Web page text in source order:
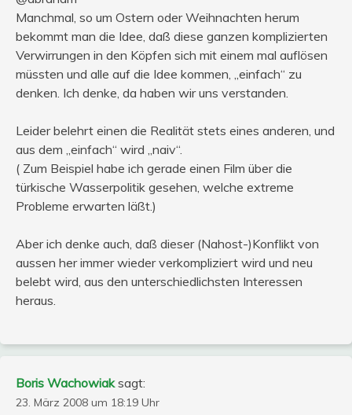
Manchmal, so um Ostern oder Weihnachten herum
bekommt man die Idee, daß diese ganzen komplizierten
Verwirrungen in den Köpfen sich mit einem mal auflösen
müssten und alle auf die Idee kommen, „einfach“ zu
denken. Ich denke, da haben wir uns verstanden.
Leider belehrt einen die Realität stets eines anderen, und
aus dem „einfach“ wird „naiv“.
( Zum Beispiel habe ich gerade einen Film über die
türkische Wasserpolitik gesehen, welche extreme
Probleme erwarten läßt.)
Aber ich denke auch, daß dieser (Nahost-)Konflikt von
aussen her immer wieder verkompliziert wird und neu
belebt wird, aus den unterschiedlichsten Interessen
heraus.
Boris Wachowiak sagt:
23. März 2008 um 18:19 Uhr